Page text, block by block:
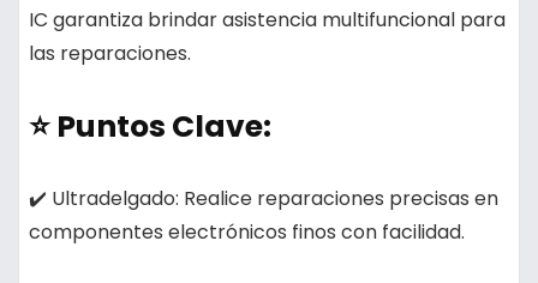
IC garantiza brindar asistencia multifuncional para
las reparaciones.
⭐ Puntos Clave:
✔️ Ultradelgado: Realice reparaciones precisas en
componentes electrónicos finos con facilidad.